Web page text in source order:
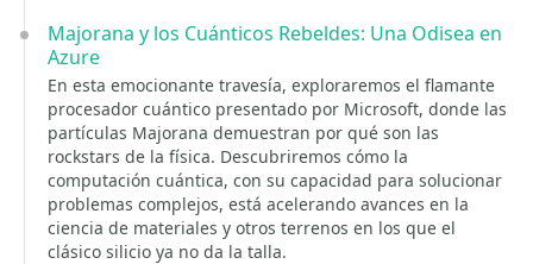
Majorana y los Cuánticos Rebeldes: Una Odisea en
Azure
En esta emocionante travesía, exploraremos el flamante
procesador cuántico presentado por Microsoft, donde las
partículas Majorana demuestran por qué son las
rockstars de la física. Descubriremos cómo la
computación cuántica, con su capacidad para solucionar
problemas complejos, está acelerando avances en la
ciencia de materiales y otros terrenos en los que el
clásico silicio ya no da la talla.